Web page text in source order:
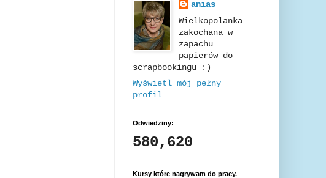
anias
Wielkopolanka
zakochana w
zapachu
papierów do
scrapbookingu :)
Wyświetl mój pełny
profil
Odwiedziny:
580,620
Kursy które nagrywam do pracy.